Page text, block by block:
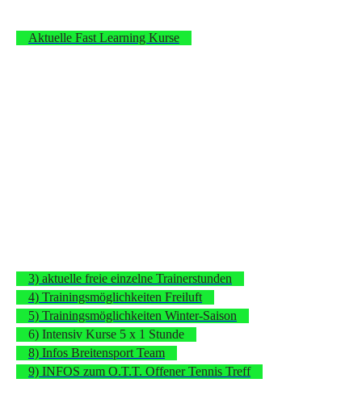
Aktuelle Fast Learning Kurse
3) aktuelle freie einzelne Trainerstunden
4) Trainingsmöglichkeiten Freiluft
5) Trainingsmöglichkeiten Winter-Saison
6) Intensiv Kurse 5 x 1 Stunde
8) Infos Breitensport Team
9) INFOS zum O.T.T. Offener Tennis Treff